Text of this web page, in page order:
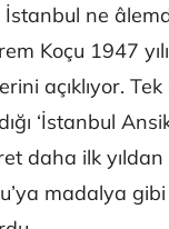
ne
Koçu 1947
açıklıyor. Tek
‘İstanbul
daha ilk
madalya gibi